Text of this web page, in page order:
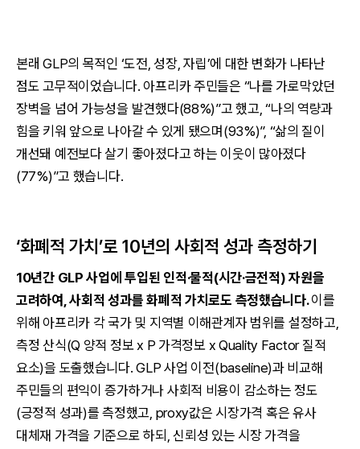
본래 GLP의 목적인 ‘도전, 성장, 자립’에 대한 변화가 나타난
점도 고무적이었습니다. 아프리카 주민들은 “나를 가로막았던
장벽을 넘어 가능성을 발견했다(88%)”고 했고, “나의 역량과
힘을 키워 앞으로 나아갈 수 있게 됐으며(93%)”, “삶의 질이
개선돼 예전보다 살기 좋아졌다고 하는 이웃이 많아졌다
(77%)”고 했습니다.
‘화폐적 가치’로 10년의 사회적 성과 측정하기
10년간 GLP 사업에 투입된 인적·물적(시간·금전적) 자원을
고려하여, 사회적 성과를 화폐적 가치로도 측정했습니다.이를
위해 아프리카 각 국가 및 지역별 이해관계자 범위를 설정하고,
측정 산식(Q 양적 정보 x P 가격정보 x Quality Factor 질적
요소)을 도출했습니다. GLP 사업 이전(baseline)과 비교해
주민들의 편익이 증가하거나 사회적 비용이 감소하는 정도
(긍정적 성과)를 측정했고, proxy값은 시장가격 혹은 유사
대체재 가격을 기준으로 하되, 신뢰성 있는 시장 가격을